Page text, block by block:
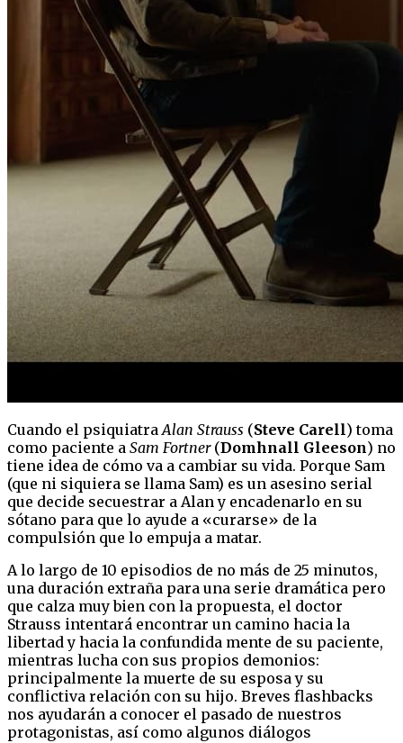
Cuando el psiquiatra Alan Strauss (Steve Carell) toma
como paciente a Sam Fortner(Domhnall Gleeson) no
tiene idea de cómo va a cambiar su vida. Porque Sam
(que ni siquiera se llama Sam) es un asesino serial
que decide secuestrar a Alan y encadenarlo en su
sótano para que lo ayude a «curarse» de la
compulsión que lo empuja a matar.
A lo largo de 10 episodios de no más de 25 minutos,
una duración extraña para una serie dramática pero
que calza muy bien con la propuesta, el doctor
Strauss intentará encontrar un camino hacia la
libertad y hacia la confundida mente de su paciente,
mientras lucha con sus propios demonios:
principalmente la muerte de su esposa y su
conflictiva relación con su hijo. Breves flashbacks
nos ayudarán a conocer el pasado de nuestros
protagonistas, así como algunos diálogos